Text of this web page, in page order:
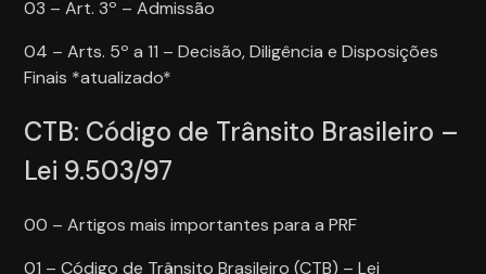
03 – Art. 3º – Admissão
04 – Arts. 5º a 11 – Decisão, Diligência e Disposições
Finais *atualizado*
CTB: Código de Trânsito Brasileiro –
Lei 9.503/97
00 – Artigos mais importantes para a PRF
01 – Código de Trânsito Brasileiro (CTB) – Lei